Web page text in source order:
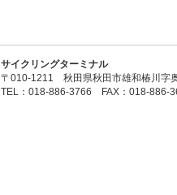
サイクリングターミナル
〒010-1211 秋田県秋田市雄和椿川字
TEL：018-886-3766 FAX：018-886-